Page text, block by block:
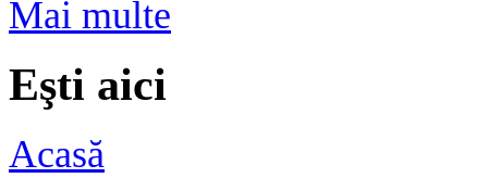
Mai multe
Eşti aici
Acasă